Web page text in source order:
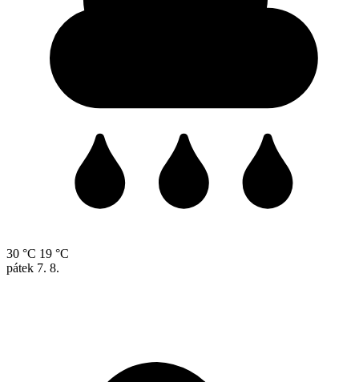
30 °C 19 °C
pátek 7. 8.